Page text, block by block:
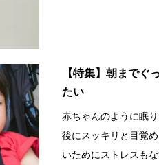
【特集】朝までぐ
たい
赤ちゃんのように眠
後にスッキリと目覚
いためにストレスも